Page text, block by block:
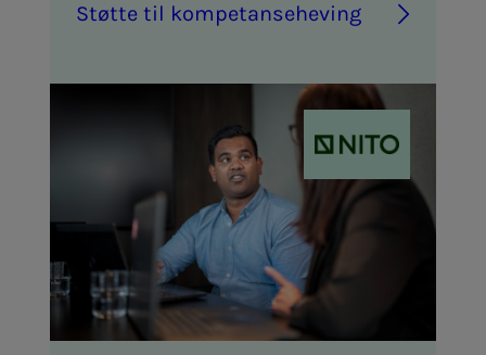
Støt­­­te til kom­­­pe­tan­­se­he­ving